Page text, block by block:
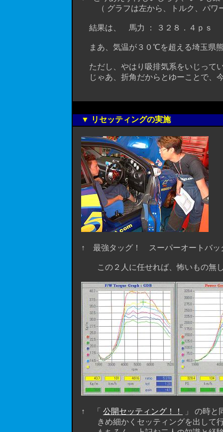
（ グラフは左から、トルク、パワー
結果は、 馬力 ： ３２８．４ｐｓ
まあ、気温が３０℃を超える埼玉県熊
ただし、やはり吸排気系をいじってい
じゃあ、折角だからとゆーことで、今
▼ リセッティングの実施
↑ 最強タッグ！ スーパーオートバッ
この２人に任せれば、怖いもの無
↑ 「 公開セッティング！！
」 の時と
きめ細かくセッティングを出して行